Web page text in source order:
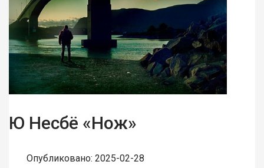
Ю Несбё «Нож»
Опубликовано: 2025-02-28